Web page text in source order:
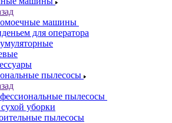
машины
для оператора
пылесосы
пылесосы
уборки
пылесосы